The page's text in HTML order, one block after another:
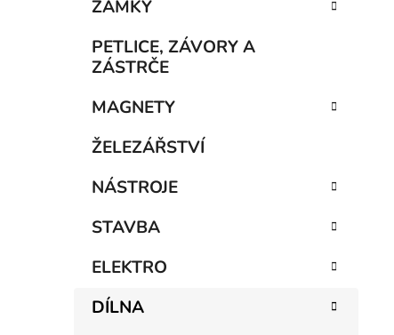
ZÁMKY
PETLICE, ZÁVORY A
ZÁSTRČE
MAGNETY
ŽELEZÁŘSTVÍ
NÁSTROJE
STAVBA
ELEKTRO
DÍLNA